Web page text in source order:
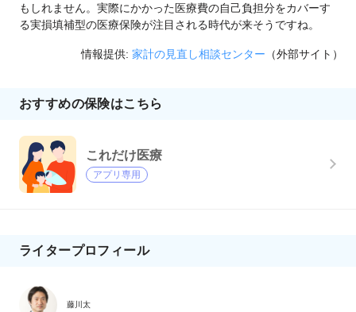
もしれません。実際にかかった医療費の自己負担分をカバーす
る実損填補型の医療保険が注目される時代が来そうですね。
情報提供: 家計の見直し相談センター （外部サイト）
おすすめの保険はこちら
これだけ医療
アプリ専用
ライタープロフィール
藤川太